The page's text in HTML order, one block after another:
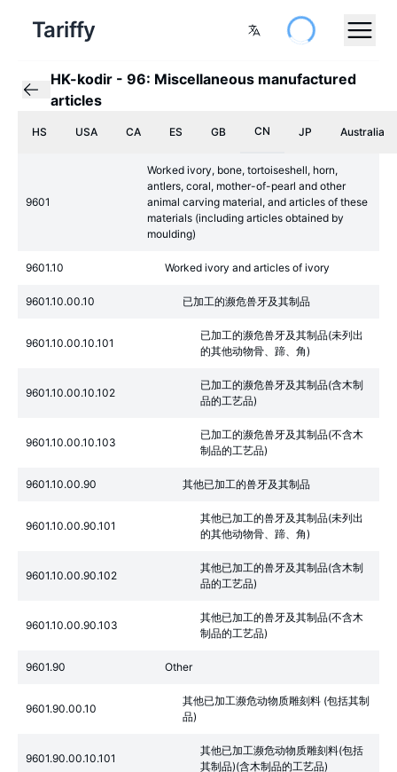
Tariffy
HK-kodir - 96: Miscellaneous manufactured
articles
HS USA CA ES GB CN JP Australia
9601
Worked ivory, bone, tortoiseshell, horn,
antlers, coral, mother-of-pearl and other
animal carving material, and articles of these
materials (including articles obtained by
moulding)
9601.10 Worked ivory and articles of ivory
9601.10.00.10 已加工的濒危兽牙及其制品
9601.10.00.10.101
已加工的濒危兽牙及其制品(未列出
的其他动物骨、蹄、角)
9601.10.00.10.102
已加工的濒危兽牙及其制品(含木制
品的工艺品)
9601.10.00.10.103
已加工的濒危兽牙及其制品(不含木
制品的工艺品)
9601.10.00.90 其他已加工的兽牙及其制品
9601.10.00.90.101
其他已加工的兽牙及其制品(未列出
的其他动物骨、蹄、角)
9601.10.00.90.102
其他已加工的兽牙及其制品(含木制
品的工艺品)
9601.10.00.90.103
其他已加工的兽牙及其制品(不含木
制品的工艺品)
9601.90 Other
9601.90.00.10
其他已加工濒危动物质雕刻料 (包括其制
品)
9601.90.00.10.101
其他已加工濒危动物质雕刻料(包括
其制品)(含木制品的工艺品)